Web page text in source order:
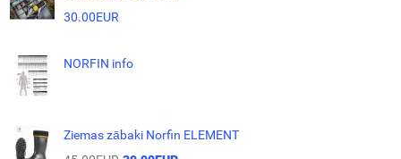
30.00EUR
NORFIN info
Ziemas zābaki Norfin ELEMENT